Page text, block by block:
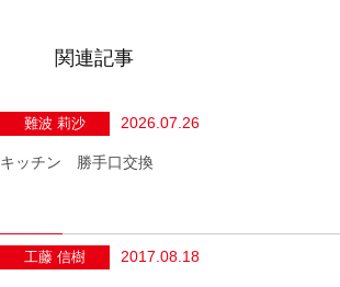
関連記事
難波 莉沙 2026.07.26
キッチン 勝手口交換
工藤 信樹 2017.08.18